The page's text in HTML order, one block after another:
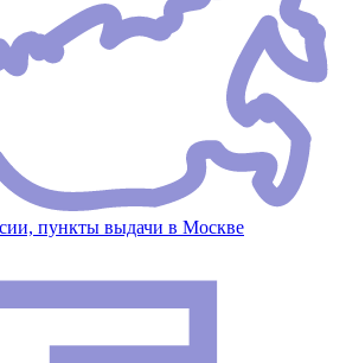
пункты выдачи в Москве